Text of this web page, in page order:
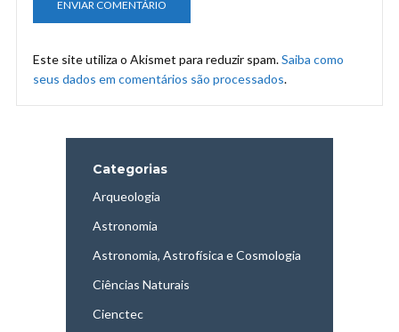
Este site utiliza o Akismet para reduzir spam.Saiba como
seus dados em comentários são processados.
Categorias
Arqueologia
Astronomia
Astronomia, Astrofísica e Cosmologia
Ciências Naturais
Cienctec